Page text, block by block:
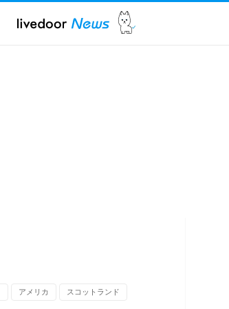
アメリカ スコットランド